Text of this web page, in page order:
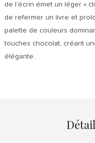
de l'écrin émet un léger «
de refermer un livre et
palette de couleurs
touches chocolat, créant
élégante.